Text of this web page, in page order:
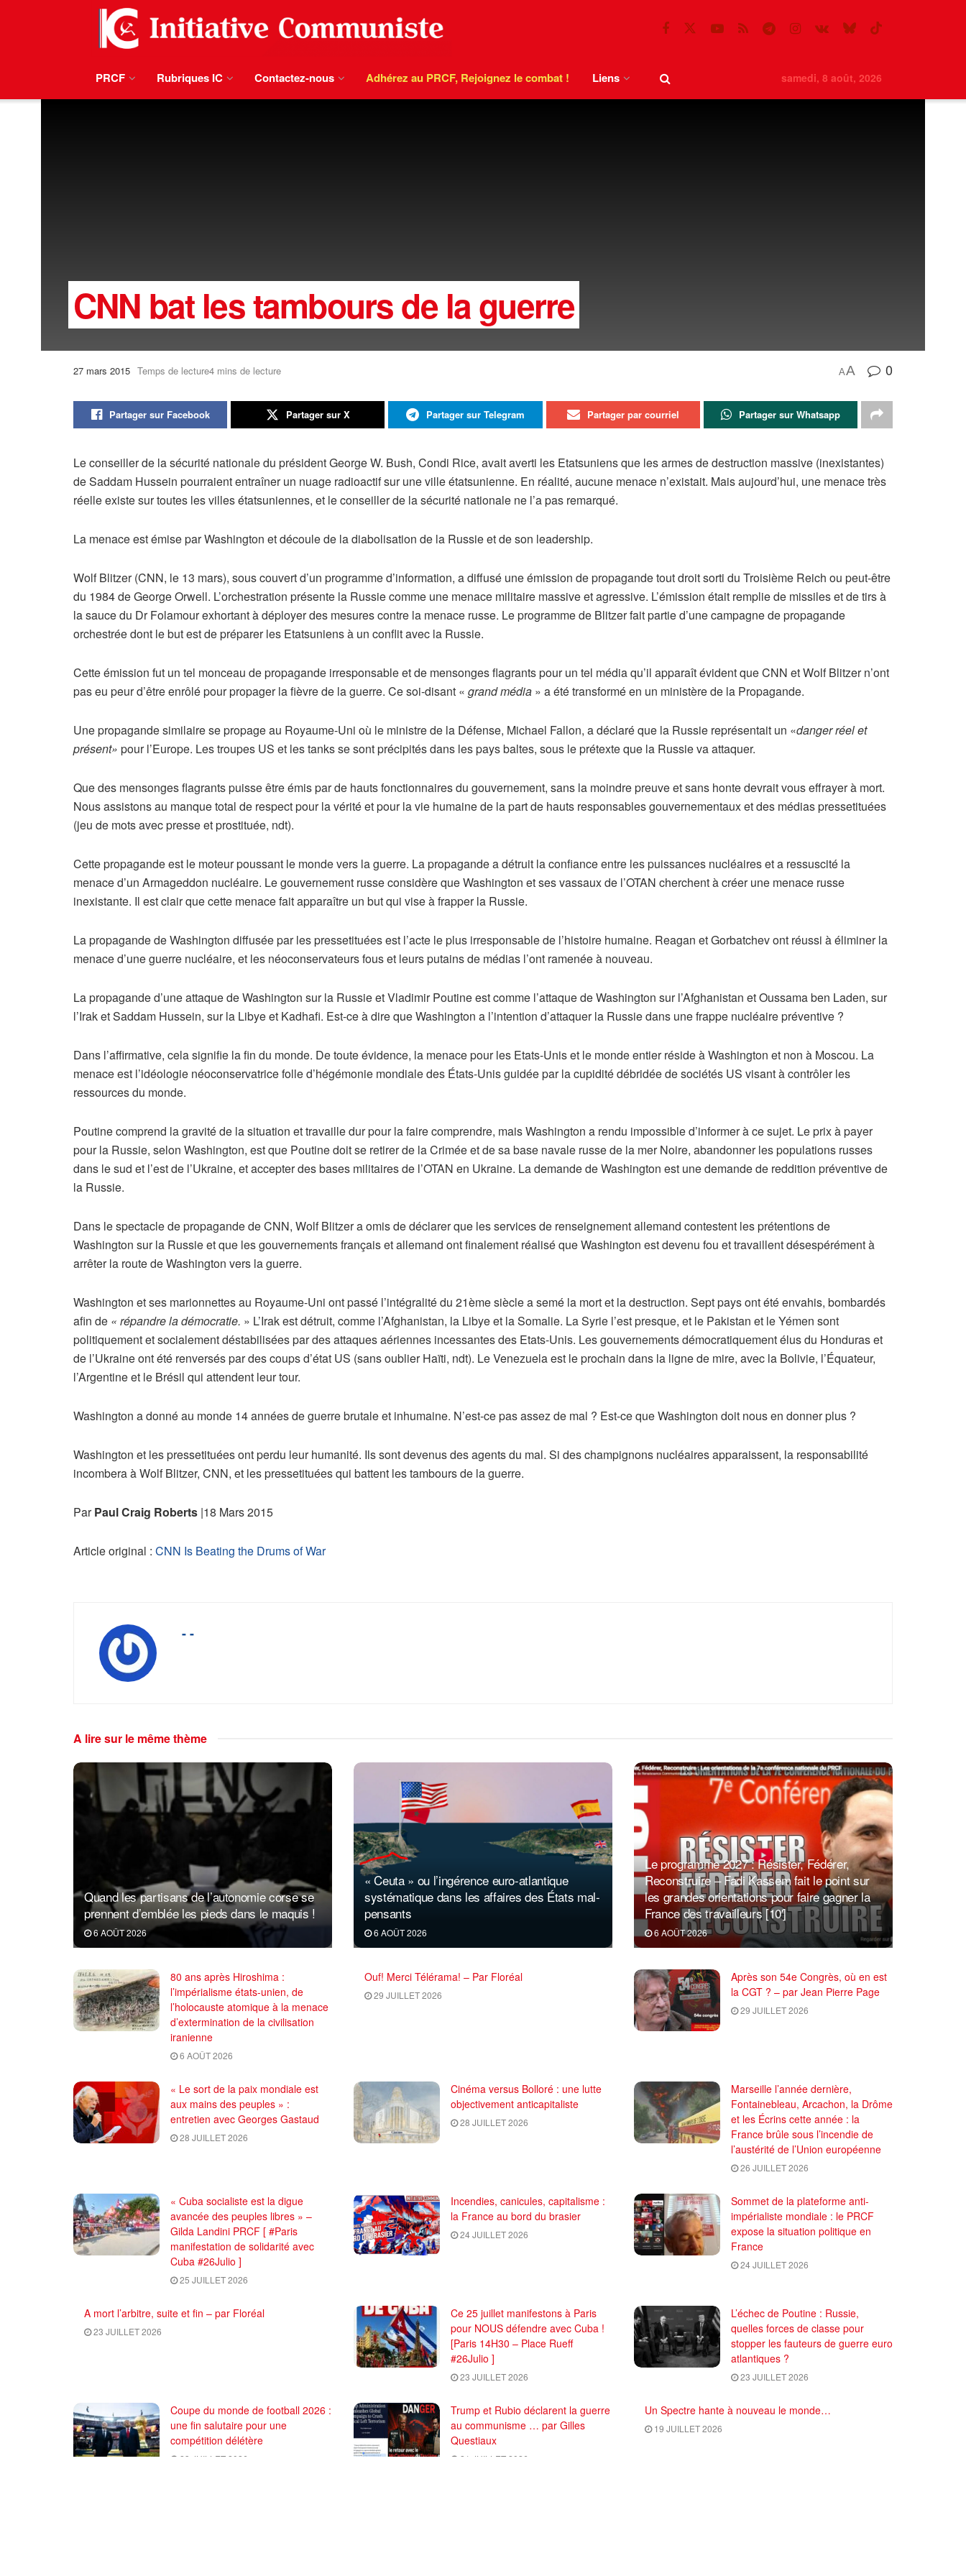
PRCF Rubriques IC Contactez-nous Adhérez au PRCF, Rejoignez le combat ! Liens samedi, 8 août, 2026
CNN bat les tambours de la guerre
27 mars 2015 Temps de lecture4 mins de lecture AA 0
Partager sur Facebook Partager sur X Partager sur Telegram Partager par courriel Partager sur Whatsapp
Le conseiller de la sécurité nationale du président George W. Bush, Condi Rice, avait averti les Etatsuniens que les armes de destruction massive (inexistantes)
de Saddam Hussein pourraient entraîner un nuage radioactif sur une ville étatsunienne. En réalité, aucune menace n’existait. Mais aujourd’hui, une menace très
réelle existe sur toutes les villes étatsuniennes, et le conseiller de la sécurité nationale ne l’a pas remarqué.
La menace est émise par Washington et découle de la diabolisation de la Russie et de son leadership.
Wolf Blitzer (CNN, le 13 mars), sous couvert d’un programme d’information, a diffusé une émission de propagande tout droit sorti du Troisième Reich ou peut-être
du 1984 de George Orwell. L’orchestration présente la Russie comme une menace militaire massive et agressive. L’émission était remplie de missiles et de tirs à
la sauce du Dr Folamour exhortant à déployer des mesures contre la menace russe. Le programme de Blitzer fait partie d’une campagne de propagande
orchestrée dont le but est de préparer les Etatsuniens à un conflit avec la Russie.
Cette émission fut un tel monceau de propagande irresponsable et de mensonges flagrants pour un tel média qu’il apparaît évident que CNN et Wolf Blitzer n’ont
pas eu peur d’être enrôlé pour propager la fièvre de la guerre. Ce soi-disant « grand média » a été transformé en un ministère de la Propagande.
Une propagande similaire se propage au Royaume-Uni où le ministre de la Défense, Michael Fallon, a déclaré que la Russie représentait un «danger réel et
présent» pour l’Europe. Les troupes US et les tanks se sont précipités dans les pays baltes, sous le prétexte que la Russie va attaquer.
Que des mensonges flagrants puisse être émis par de hauts fonctionnaires du gouvernement, sans la moindre preuve et sans honte devrait vous effrayer à mort.
Nous assistons au manque total de respect pour la vérité et pour la vie humaine de la part de hauts responsables gouvernementaux et des médias pressetituées
(jeu de mots avec presse et prostituée, ndt).
Cette propagande est le moteur poussant le monde vers la guerre. La propagande a détruit la confiance entre les puissances nucléaires et a ressuscité la
menace d’un Armageddon nucléaire. Le gouvernement russe considère que Washington et ses vassaux de l’OTAN cherchent à créer une menace russe
inexistante. Il est clair que cette menace fait apparaître un but qui vise à frapper la Russie.
La propagande de Washington diffusée par les pressetituées est l’acte le plus irresponsable de l’histoire humaine. Reagan et Gorbatchev ont réussi à éliminer la
menace d’une guerre nucléaire, et les néoconservateurs fous et leurs putains de médias l’ont ramenée à nouveau.
La propagande d’une attaque de Washington sur la Russie et Vladimir Poutine est comme l’attaque de Washington sur l’Afghanistan et Oussama ben Laden, sur
l’Irak et Saddam Hussein, sur la Libye et Kadhafi. Est-ce à dire que Washington a l’intention d’attaquer la Russie dans une frappe nucléaire préventive ?
Dans l’affirmative, cela signifie la fin du monde. De toute évidence, la menace pour les Etats-Unis et le monde entier réside à Washington et non à Moscou. La
menace est l’idéologie néoconservatrice folle d’hégémonie mondiale des États-Unis guidée par la cupidité débridée de sociétés US visant à contrôler les
ressources du monde.
Poutine comprend la gravité de la situation et travaille dur pour la faire comprendre, mais Washington a rendu impossible d’informer à ce sujet. Le prix à payer
pour la Russie, selon Washington, est que Poutine doit se retirer de la Crimée et de sa base navale russe de la mer Noire, abandonner les populations russes
dans le sud et l’est de l’Ukraine, et accepter des bases militaires de l’OTAN en Ukraine. La demande de Washington est une demande de reddition préventive de
la Russie.
Dans le spectacle de propagande de CNN, Wolf Blitzer a omis de déclarer que les services de renseignement allemand contestent les prétentions de
Washington sur la Russie et que les gouvernements français et allemand ont finalement réalisé que Washington est devenu fou et travaillent désespérément à
arrêter la route de Washington vers la guerre.
Washington et ses marionnettes au Royaume-Uni ont passé l’intégralité du 21ème siècle a semé la mort et la destruction. Sept pays ont été envahis, bombardés
afin de « répandre la démocratie. » L’Irak est détruit, comme l’Afghanistan, la Libye et la Somalie. La Syrie l’est presque, et le Pakistan et le Yémen sont
politiquement et socialement déstabilisées par des attaques aériennes incessantes des Etats-Unis. Les gouvernements démocratiquement élus du Honduras et
de l’Ukraine ont été renversés par des coups d’état US (sans oublier Haïti, ndt). Le Venezuela est le prochain dans la ligne de mire, avec la Bolivie, l’Équateur,
l’Argentine et le Brésil qui attendent leur tour.
Washington a donné au monde 14 années de guerre brutale et inhumaine. N’est-ce pas assez de mal ? Est-ce que Washington doit nous en donner plus ?
Washington et les pressetituées ont perdu leur humanité. Ils sont devenus des agents du mal. Si des champignons nucléaires apparaissent, la responsabilité
incombera à Wolf Blitzer, CNN, et les pressetituées qui battent les tambours de la guerre.
ParPaul Craig Roberts |18 Mars 2015
Article original : CNN Is Beating the Drums of War
- -
A lire sur le même thème
Quand les partisans de l’autonomie corse se
prennent d’emblée les pieds dans le maquis !
6 AOÛT 2026
« Ceuta » ou l’ingérence euro-atlantique
systématique dans les affaires des États mal-
pensants
6 AOÛT 2026
Le programme 2027 : Résister, Fédérer,
Reconstruire – Fadi Kassem fait le point sur
les grandes orientations pour faire gagner la
France des travailleurs [10′]
6 AOÛT 2026
80 ans après Hiroshima :
l’impérialisme états-unien, de
l’holocauste atomique à la menace
d’extermination de la civilisation
iranienne
6 AOÛT 2026
Ouf! Merci Télérama! – Par Floréal
29 JUILLET 2026
Après son 54e Congrès, où en est
la CGT ? – par Jean Pierre Page
29 JUILLET 2026
« Le sort de la paix mondiale est
aux mains des peuples » :
entretien avec Georges Gastaud
28 JUILLET 2026
Cinéma versus Bolloré : une lutte
objectivement anticapitaliste
28 JUILLET 2026
Marseille l’année dernière,
Fontainebleau, Arcachon, la Drôme
et les Écrins cette année : la
France brûle sous l’incendie de
l’austérité de l’Union européenne
26 JUILLET 2026
« Cuba socialiste est la digue
avancée des peuples libres » –
Gilda Landini PRCF [ #Paris
manifestation de solidarité avec
Cuba #26Julio ]
25 JUILLET 2026
Incendies, canicules, capitalisme :
la France au bord du brasier
24 JUILLET 2026
Sommet de la plateforme anti-
impérialiste mondiale : le PRCF
expose la situation politique en
France
24 JUILLET 2026
A mort l’arbitre, suite et fin – par Floréal
23 JUILLET 2026
Ce 25 juillet manifestons à Paris
pour NOUS défendre avec Cuba !
[Paris 14H30 – Place Rueff
#26Julio ]
23 JUILLET 2026
L’échec de Poutine : Russie,
quelles forces de classe pour
stopper les fauteurs de guerre euro
atlantiques ?
23 JUILLET 2026
Coupe du monde de football 2026 :
une fin salutaire pour une
compétition délétère
23 JUILLET 2026
Trump et Rubio déclarent la guerre
au communisme … par Gilles
Questiaux
21 JUILLET 2026
Un Spectre hante à nouveau le monde…
19 JUILLET 2026